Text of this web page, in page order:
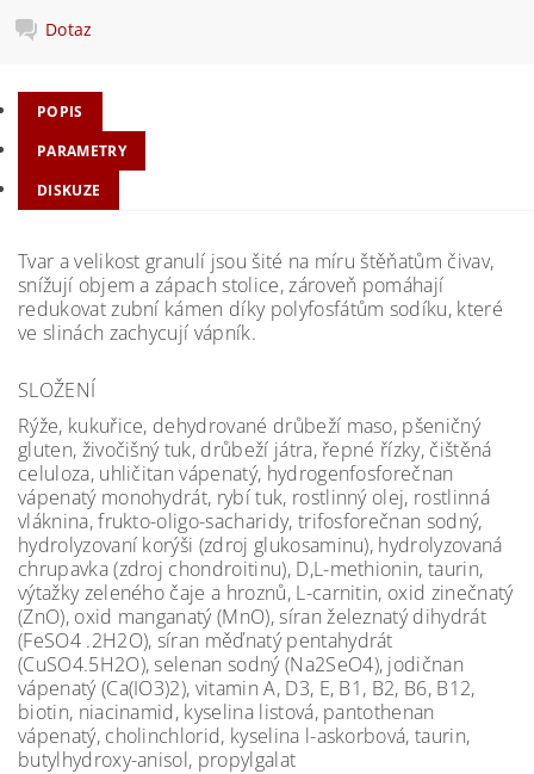
Dotaz
POPIS
PARAMETRY
DISKUZE
Tvar a velikost granulí jsou šité na míru štěňatům čivav,
snížují objem a zápach stolice, zároveň pomáhají
redukovat zubní kámen díky polyfosfátům sodíku, které
ve slinách zachycují vápník.
SLOŽENÍ
Rýže, kukuřice, dehydrované drůbeží maso, pšeničný
gluten, živočišný tuk, drůbeží játra, řepné řízky, čištěná
celuloza, uhličitan vápenatý, hydrogenfosforečnan
vápenatý monohydrát, rybí tuk, rostlinný olej, rostlinná
vláknina, frukto-oligo-sacharidy, trifosforečnan sodný,
hydrolyzovaní korýši (zdroj glukosaminu), hydrolyzovaná
chrupavka (zdroj chondroitinu), D,L-methionin, taurin,
výtažky zeleného čaje a hroznů, L-carnitin, oxid zinečnatý
(ZnO), oxid manganatý (MnO), síran železnatý dihydrát
(FeSO4 .2H2O), síran měďnatý pentahydrát
(CuSO4.5H2O), selenan sodný (Na2SeO4), jodičnan
vápenatý (Ca(IO3)2), vitamin A, D3, E, B1, B2, B6, B12,
biotin, niacinamid, kyselina listová, pantothenan
vápenatý, cholinchlorid, kyselina l-askorbová, taurin,
butylhydroxy-anisol, propylgalat